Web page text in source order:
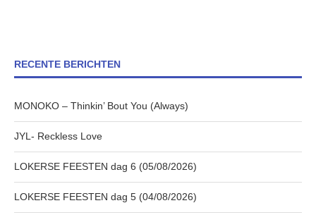
RECENTE BERICHTEN
MONOKO – Thinkin’ Bout You (Always)
JYL- Reckless Love
LOKERSE FEESTEN dag 6 (05/08/2026)
LOKERSE FEESTEN dag 5 (04/08/2026)